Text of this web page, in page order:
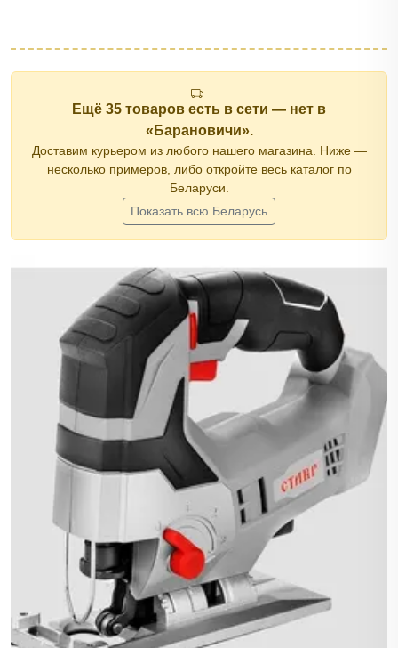
Ещё 35 товаров есть в сети — нет в
«Барановичи».
Доставим курьером из любого нашего магазина. Ниже —
несколько примеров, либо откройте весь каталог по
Беларуси.
Показать всю Беларусь